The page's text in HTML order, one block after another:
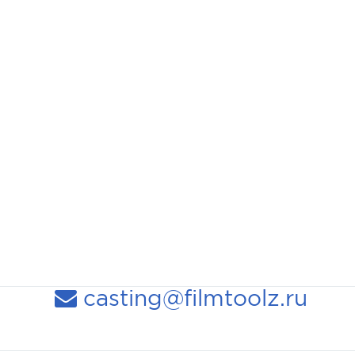
casting@filmtoolz.ru